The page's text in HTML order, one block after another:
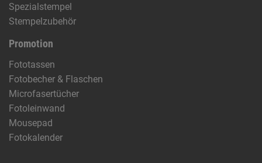
Spezialstempel
Stempelzubehör
Promotion
Fototassen
Fotobecher & Flaschen
Microfasertücher
Fotoleinwand
Mousepad
Fotokalender